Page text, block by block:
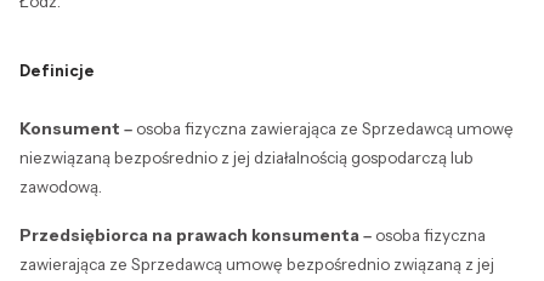
Definicje
Konsument – osoba fizyczna zawierająca ze Sprzedawcą umowę
niezwiązaną bezpośrednio z jej działalnością gospodarczą lub
zawodową.
Przedsiębiorca na prawach konsumenta – osoba fizyczna
zawierająca ze Sprzedawcą umowę bezpośrednio związaną z jej